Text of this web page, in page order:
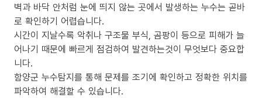
벽과 바닥 안처럼 눈에 띄지 않는 곳에서 발생하는 누수는 곧바
로 확인하기 어렵습니다.
시간이 지날수록 악취나 구조물 부식, 곰팡이 등으로 피해가 늘
어나기 때문에 빠르게 점검하여 발견하는것이 무엇보다 중요합
니다.
함양군 누수탐지를 통해 문제를 조기에 확인하고 정확한 위치를
파악하여 해결할 수 있습니다.